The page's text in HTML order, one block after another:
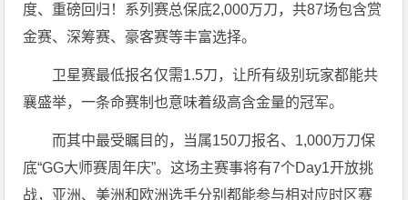
度、重磅回归！系列赛总保底2,000万刀，共87场包含赏
金赛、深筹赛、豪客赛等丰富选择。
卫星赛最低报名仅需1.5刀，让所有级别玩家都能共
襄盛举，一条命赛制也意味着级高含金量的冠军。
而其中最受瞩目的，当属150刀报名、1,000万刀保
底“GG大师赛周年庆”。这场主赛事将有7个Day1开放挑
战，亚洲、美洲和欧洲选手分别都能参与相对应时区赛